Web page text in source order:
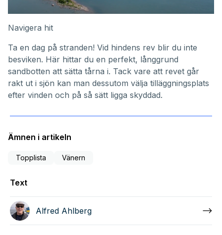
Navigera hit
Ta en dag på stranden! Vid hindens rev blir du inte
besviken. Här hittar du en perfekt, långgrund
sandbotten att sätta tårna i. Tack vare att revet går
rakt ut i sjön kan man dessutom välja tilläggningsplats
efter vinden och på så sätt ligga skyddad.
Ämnen i artikeln
Topplista Vänern
Text
Alfred Ahlberg